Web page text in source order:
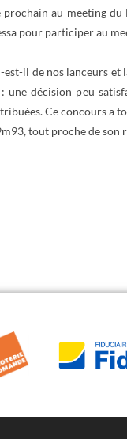
au meeting
pour participer au
est-il de nos lanceurs
une décision peu
Ce concours a
tout proche de son